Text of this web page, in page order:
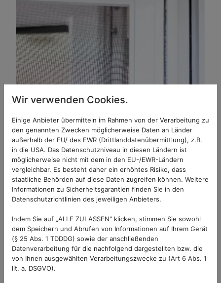
Insektenschutz-
Drehrahmen – So haben
Sie den Dreh raus!
Meist werden im Haushalt Fenster geöffnet und
geschlossen, um Blumen zu gießen oder nach den
Kindern zu sehen. Dies erfordert einen
außen zu öffnen ist. Der Insektenschutz-
Drehrahmen für Fenster ist dafür die ideale
Lösung. Er ist für nahezu alle Fenstertypen
geeignet und überzeugt durch Funktionalität,
attraktives Design und Top-Qualität.
Wir verwenden Cookies.
Einige Anbieter übermitteln im Rahmen von der Verarbeitung zu
den genannten Zwecken möglicherweise Daten an Länder
außerhalb der EU/ des EWR (Drittlanddatenübermittlung), z.B.
in die USA. Das Datenschutzniveau in diesen Ländern ist
möglicherweise nicht mit dem in den EU-/EWR-Ländern
vergleichbar. Es besteht daher ein erhöhtes Risiko, dass
staatliche Behörden auf diese Daten zugreifen können. Weitere
Informationen zu Sicherheitsgarantien finden Sie in den
Datenschutzrichtlinien des jeweiligen Anbieters.
Indem Sie auf „ALLE ZULASSEN" klicken, stimmen Sie sowohl
dem Speichern und Abrufen von Informationen auf Ihrem Gerät
(§ 25 Abs. 1 TDDDG) sowie der anschließenden
Datenverarbeitung für die nachfolgend dargestellten bzw. die
von Ihnen ausgewählten Verarbeitungszwecke zu (Art 6 Abs. 1
lit. a. DSGVO).